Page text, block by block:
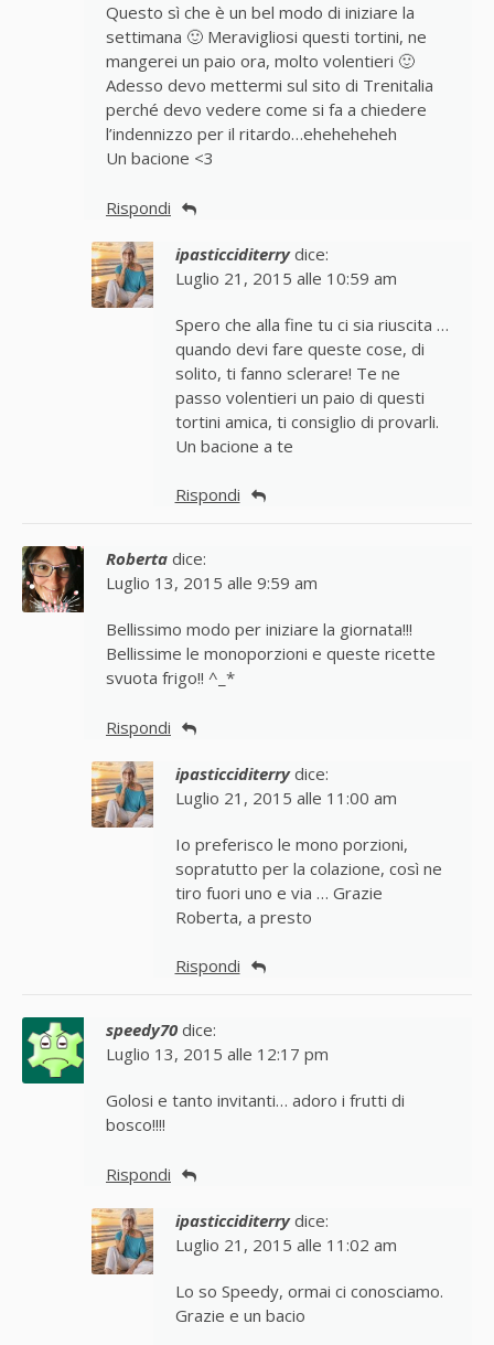
Questo sì che è un bel modo di iniziare la
settimana 🙂 Meravigliosi questi tortini, ne
mangerei un paio ora, molto volentieri 🙂
Adesso devo mettermi sul sito di Trenitalia
perché devo vedere come si fa a chiedere
l’indennizzo per il ritardo…eheheheheh
Un bacione <3
Rispondi
ipasticciditerry dice:
Luglio 21, 2015 alle 10:59 am
Spero che alla fine tu ci sia riuscita …
quando devi fare queste cose, di
solito, ti fanno sclerare! Te ne
passo volentieri un paio di questi
tortini amica, ti consiglio di provarli.
Un bacione a te
Rispondi
Roberta dice:
Luglio 13, 2015 alle 9:59 am
Bellissimo modo per iniziare la giornata!!!
Bellissime le monoporzioni e queste ricette
svuota frigo!! ^_*
Rispondi
ipasticciditerry dice:
Luglio 21, 2015 alle 11:00 am
Io preferisco le mono porzioni,
sopratutto per la colazione, così ne
tiro fuori uno e via … Grazie
Roberta, a presto
Rispondi
speedy70 dice:
Luglio 13, 2015 alle 12:17 pm
Golosi e tanto invitanti… adoro i frutti di
bosco!!!!
Rispondi
ipasticciditerry dice:
Luglio 21, 2015 alle 11:02 am
Lo so Speedy, ormai ci conosciamo.
Grazie e un bacio